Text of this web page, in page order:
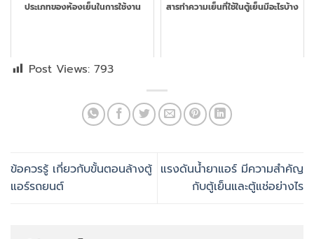
ประเภทของห้องเย็นในการใช้งาน สารทำความเย็นที่ใช้ในตู้เย็นมีอะไรบ้าง
Post Views: 793
ข้อควรรู้ เกี่ยวกับขั้นตอนล้างตู้
แอร์รถยนต์
แรงดันน้ำยาแอร์ มีความสำคัญ
กับตู้เย็นและตู้แช่อย่างไร